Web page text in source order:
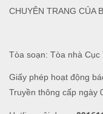
Tòa soạn: Tòa nhà Cục
Giấy phép hoạt động
Truyền thông cấp ngày
CHUYÊN TRANG CỦA